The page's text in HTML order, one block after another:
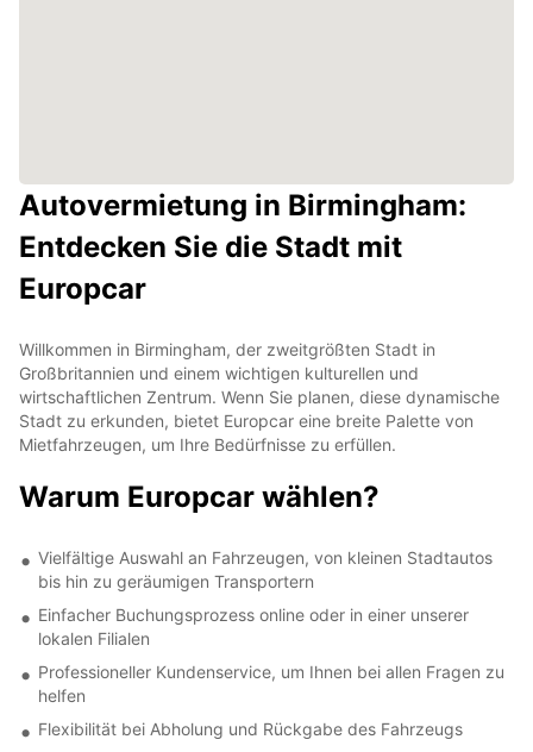
Autovermietung in Birmingham:
Entdecken Sie die Stadt mit
Europcar
Willkommen in Birmingham, der zweitgrößten Stadt in
Großbritannien und einem wichtigen kulturellen und
wirtschaftlichen Zentrum. Wenn Sie planen, diese dynamische
Stadt zu erkunden, bietet Europcar eine breite Palette von
Mietfahrzeugen, um Ihre Bedürfnisse zu erfüllen.
Warum Europcar wählen?
Vielfältige Auswahl an Fahrzeugen, von kleinen Stadtautos
bis hin zu geräumigen Transportern
Einfacher Buchungsprozess online oder in einer unserer
lokalen Filialen
Professioneller Kundenservice, um Ihnen bei allen Fragen zu
helfen
Flexibilität bei Abholung und Rückgabe des Fahrzeugs